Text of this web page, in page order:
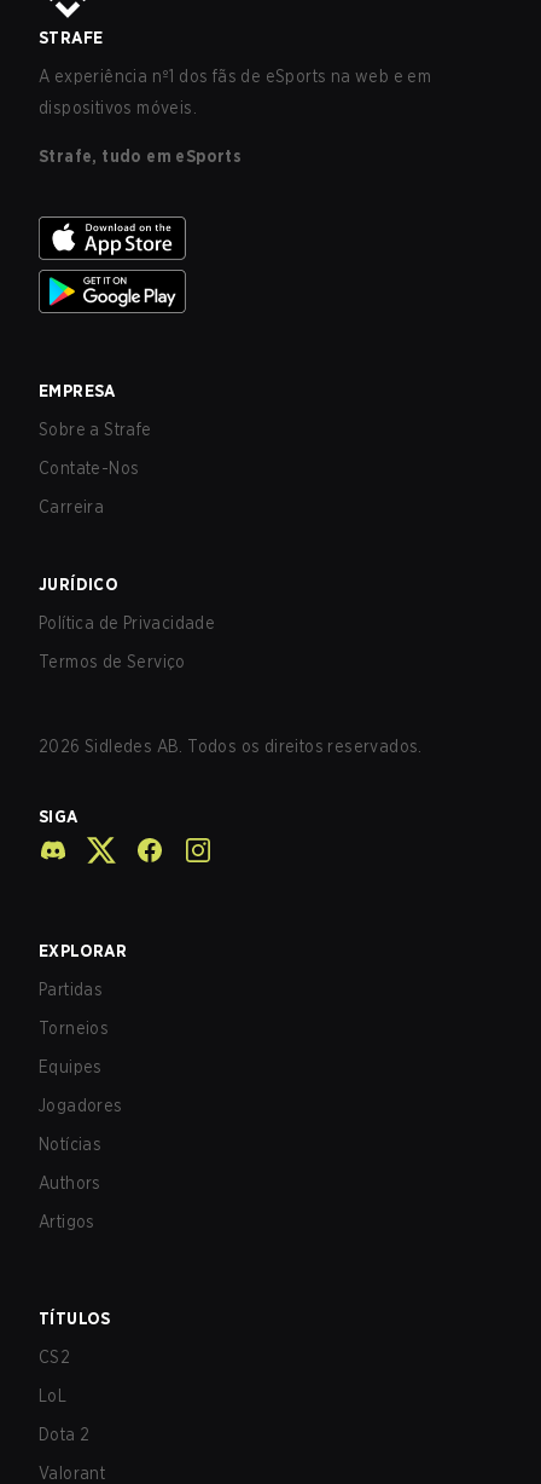
STRAFE
A experiência nº1 dos fãs de eSports na web e em
dispositivos móveis.
Strafe, tudo em eSports
EMPRESA
Sobre a Strafe
Contate-Nos
Carreira
JURÍDICO
Política de Privacidade
Termos de Serviço
2026 Sidledes AB. Todos os direitos reservados.
SIGA
EXPLORAR
Partidas
Torneios
Equipes
Jogadores
Notícias
Authors
Artigos
TÍTULOS
CS2
LoL
Dota 2
Valorant